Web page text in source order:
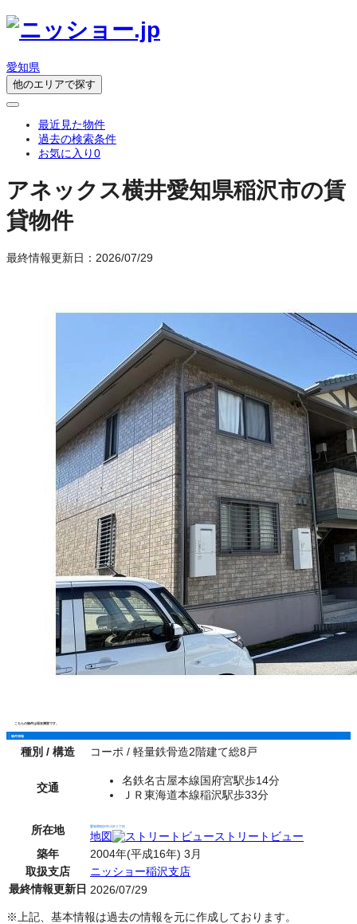
愛知県
他のエリアで探す
最近見た物件
過去の検索条件
お気に入り0
アネックス横井愛知県稲沢市の賃
貸物件
最終情報更新日：2026/07/29
こちらの物件は現在満室です。
物件情報
種別 / 構造 コーポ / 軽量鉄骨造2階建て総8戸
交通
名鉄名古屋本線国府宮駅歩14分
ＪＲ東海道本線稲沢駅歩33分
所在地 愛知県稲沢市小沢１丁目
地図
ストリートビュー
築年
2004年(平成16年) 3月
取扱支店
ニッショー稲沢支店
最終情報更新日 2026/07/29
※上記、基本情報は過去の情報を元に作成しております。